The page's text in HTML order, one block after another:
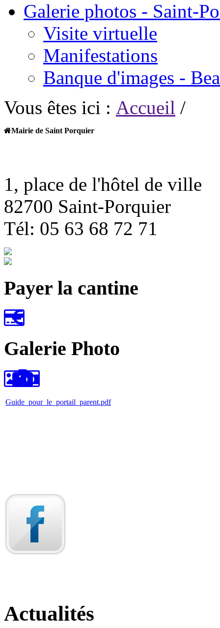
Galerie photos - Saint-
Visite virtuelle
Manifestations
Banque d'images -
Vous êtes ici : Accueil /
Mairie de Saint Porquier
1, place de l'hôtel de ville
82700 Saint-Porquier
Tél: 05 63 68 72 71
Payer la cantine
Galerie Photo
Guide_pour_le_portail_parent.pdf
Actualités